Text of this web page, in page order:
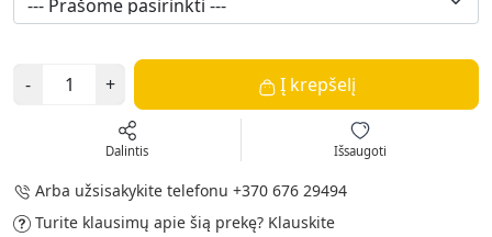
- + Į krepšelį
Dalintis Išsaugoti
Arba užsisakykite telefonu +370 676 29494
Turite klausimų apie šią prekę? Klauskite